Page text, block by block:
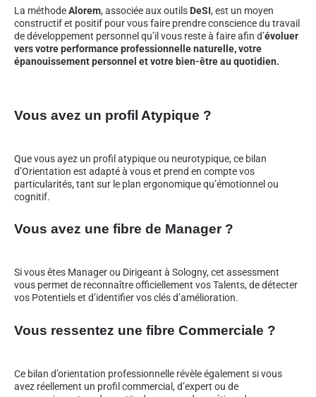
La méthodeAlorem, associée aux outils DeSI, est un moyen
constructif et positif pour vous faire prendre conscience du travail
de développement personnel qu’il vous reste à faire afin d’évoluer
vers votre performance professionnelle naturelle, votre
épanouissement personnel et votre bien-être au quotidien.
Vous avez un profil Atypique ?
Que vous ayez un profil atypique ou neurotypique, ce bilan
d’Orientation est adapté à vous et prend en compte vos
particularités, tant sur le plan ergonomique qu’émotionnel ou
cognitif.
Vous avez une fibre de Manager ?
Si vous êtes Manager ou Dirigeant à Sologny, cet assessment
vous permet de reconnaître officiellement vos Talents, de détecter
vos Potentiels et d’identifier vos clés d’amélioration.
Vous ressentez une fibre Commerciale ?
Ce bilan d’orientation professionnelle révèle également si vous
avez réellement un profil commercial, d’expert ou de